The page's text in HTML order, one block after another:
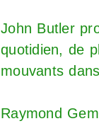
John Butler
quotidien, de
mouvants
Raymond